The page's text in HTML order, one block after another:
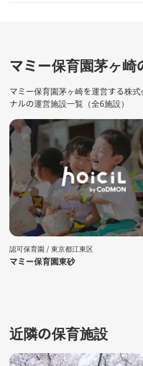
マミー保育園茅ヶ崎
マミー保育園茅ヶ崎を運営する株
ナルの運営施設一覧（全6施設）
認可保育園 /東京都江東区
マミー保育園東砂
近隣の保育施設